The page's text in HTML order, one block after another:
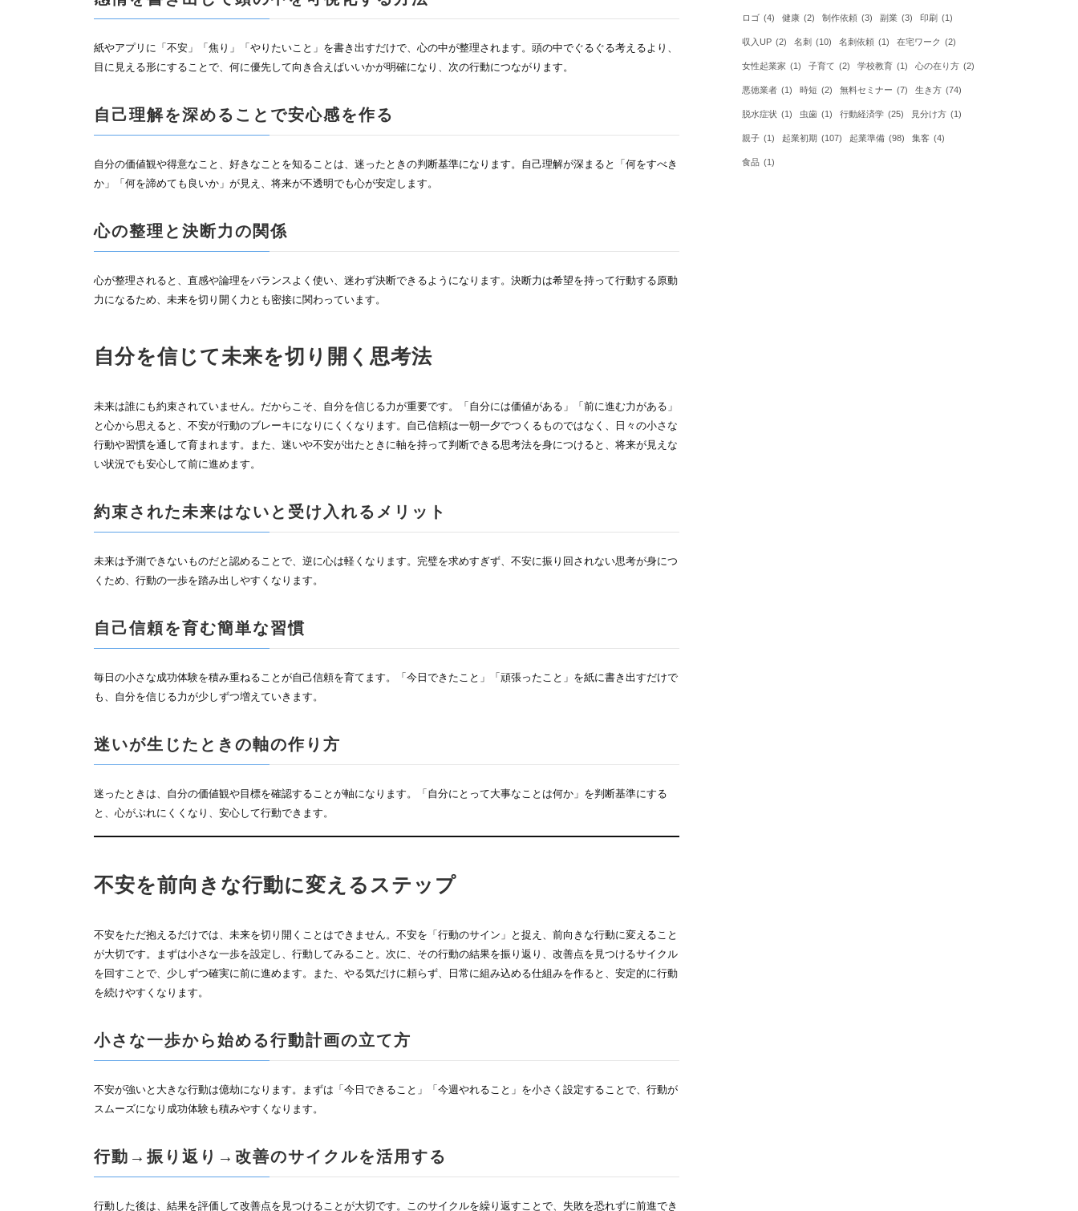
紙やアプリに「不安」「焦り」「やりたいこと」を書き出すだけで、心の中が整理されます。頭の中でぐるぐる考えるより、
目に見える形にすることで、何に優先して向き合えばいいかが明確になり、次の行動につながります。
自己理解を深めることで安心感を作る
自分の価値観や得意なこと、好きなことを知ることは、迷ったときの判断基準になります。自己理解が深まると「何をすべき
か」「何を諦めても良いか」が見え、将来が不透明でも心が安定します。
心の整理と決断力の関係
心が整理されると、直感や論理をバランスよく使い、迷わず決断できるようになります。決断力は希望を持って行動する原動
力になるため、未来を切り開く力とも密接に関わっています。
自分を信じて未来を切り開く思考法
未来は誰にも約束されていません。だからこそ、自分を信じる力が重要です。「自分には価値がある」「前に進む力がある」
と心から思えると、不安が行動のブレーキになりにくくなります。自己信頼は一朝一夕でつくるものではなく、日々の小さな
行動や習慣を通して育まれます。また、迷いや不安が出たときに軸を持って判断できる思考法を身につけると、将来が見えな
い状況でも安心して前に進めます。
約束された未来はないと受け入れるメリット
未来は予測できないものだと認めることで、逆に心は軽くなります。完璧を求めすぎず、不安に振り回されない思考が身につ
くため、行動の一歩を踏み出しやすくなります。
自己信頼を育む簡単な習慣
毎日の小さな成功体験を積み重ねることが自己信頼を育てます。「今日できたこと」「頑張ったこと」を紙に書き出すだけで
も、自分を信じる力が少しずつ増えていきます。
迷いが生じたときの軸の作り方
迷ったときは、自分の価値観や目標を確認することが軸になります。「自分にとって大事なことは何か」を判断基準にする
と、心がぶれにくくなり、安心して行動できます。
不安を前向きな行動に変えるステップ
不安をただ抱えるだけでは、未来を切り開くことはできません。不安を「行動のサイン」と捉え、前向きな行動に変えること
が大切です。まずは小さな一歩を設定し、行動してみること。次に、その行動の結果を振り返り、改善点を見つけるサイクル
を回すことで、少しずつ確実に前に進めます。また、やる気だけに頼らず、日常に組み込める仕組みを作ると、安定的に行動
を続けやすくなります。
小さな一歩から始める行動計画の立て方
不安が強いと大きな行動は億劫になります。まずは「今日できること」「今週やれること」を小さく設定することで、行動が
スムーズになり成功体験も積みやすくなります。
行動→振り返り→改善のサイクルを活用する
行動した後は、結果を評価して改善点を見つけることが大切です。このサイクルを繰り返すことで、失敗を恐れずに前進でき
ロゴ (4) 健康 (2) 制作依頼 (3) 副業 (3) 印刷 (1)
収入UP (2) 名刺 (10) 名刺依頼 (1) 在宅ワーク (2)
女性起業家 (1) 子育て (2) 学校教育 (1) 心の在り方 (2)
悪徳業者 (1) 時短 (2) 無料セミナー (7) 生き方 (74)
脱水症状 (1) 虫歯 (1) 行動経済学 (25) 見分け方 (1)
親子 (1) 起業初期 (107) 起業準備 (98) 集客 (4)
食品 (1)